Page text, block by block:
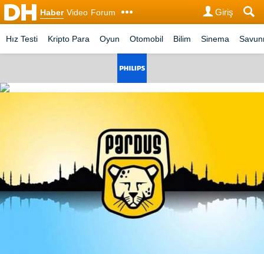
Haber Video Forum Giriş
Hız Testi Kripto Para Oyun Otomobil Bilim Sinema